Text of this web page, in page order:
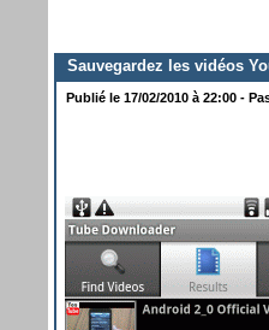
Sauvegardez les vidéos
Publié le 17/02/2010 à 22:00 -